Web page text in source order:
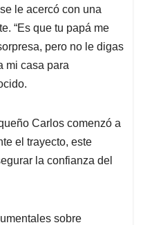
le acercó con una
“Es que tu papá me
pero no le digas
mi casa para
Carlos comenzó a
el trayecto, este
la confianza del
sobre